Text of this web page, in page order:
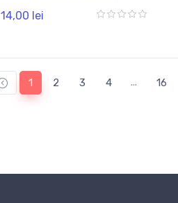
14,00 lei
1 2 3 4 ... 16